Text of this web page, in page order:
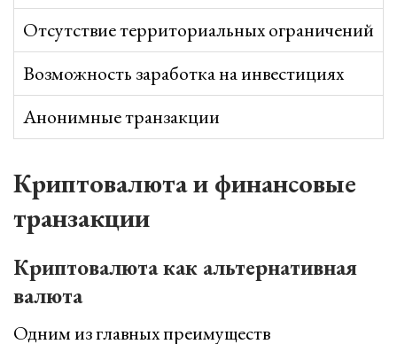
Отсутствие территориальных ограничений
Возможность заработка на инвестициях
Анонимные транзакции
Криптовалюта и финансовые
транзакции
Криптовалюта как альтернативная
валюта
Одним из главных преимуществ